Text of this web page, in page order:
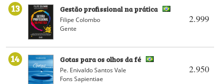
13
2.999
Gestão profissional na prática
Filipe Colombo
Gente
14
2.950
Gotas para os olhos da fé
Pe. Enivaldo Santos Vale
Fons Sapientiae